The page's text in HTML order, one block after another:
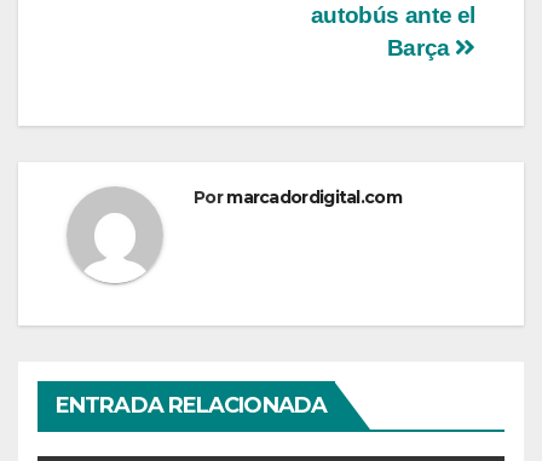
autobús ante el
Barça
Pormarcadordigital.com
ENTRADA RELACIONADA